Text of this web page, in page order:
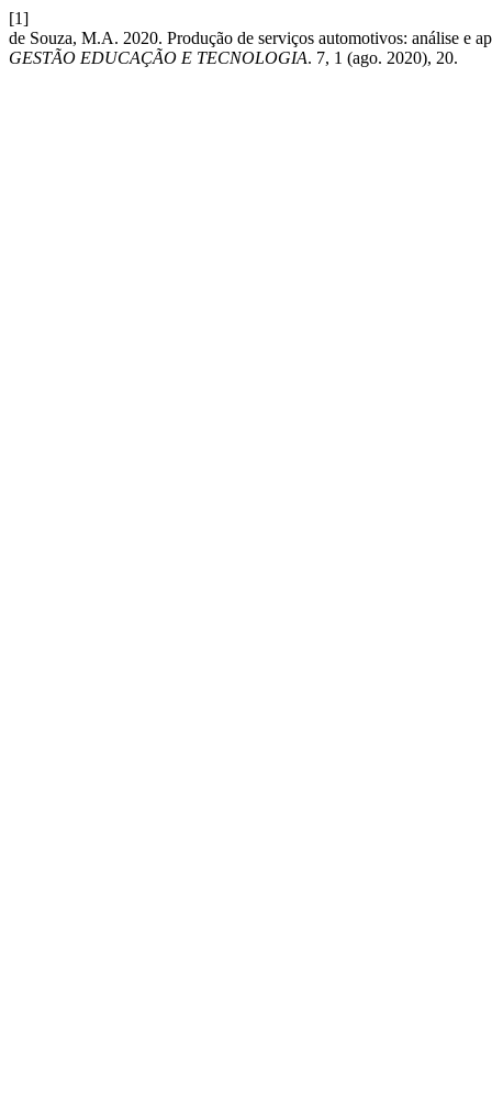
[1]
de Souza, M.A. 2020. Produção de serviços automotivos: análise e
GESTÃO EDUCAÇÃO E TECNOLOGIA. 7, 1 (ago. 2020), 20.